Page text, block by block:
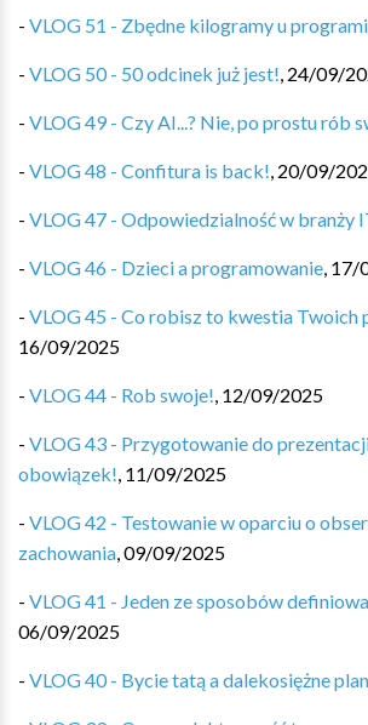
- VLOG 51 - Zbędne kilogramy u
- VLOG 50 - 50 odcinek już jest!, 24/09/
- VLOG 49 - Czy AI...? Nie, po prostu rób
- VLOG 48 - Confitura is back!, 20/09/
- VLOG 47 - Odpowiedzialność w branży
- VLOG 46 - Dzieci a programowanie, 17/
- VLOG 45 - Co robisz to kwestia
16/09/2025
- VLOG 44 - Rob swoje!, 12/09/2025
- VLOG 43 - Przygotowanie do
obowiązek!, 11/09/2025
- VLOG 42 - Testowanie w oparciu o
zachowania,09/09/2025
- VLOG 41 - Jeden ze sposobów
06/09/2025
- VLOG 40 - Bycie tatą a dalekosiężne